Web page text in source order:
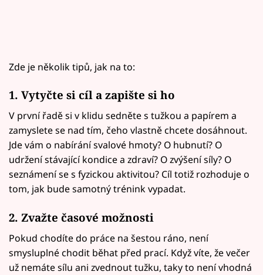
Zde je několik tipů, jak na to:
1. Vytyčte si cíl a zapište si ho
V první řadě si v klidu sedněte s tužkou a papírem a
zamyslete se nad tím, čeho vlastně chcete dosáhnout.
Jde vám o nabírání svalové hmoty? O hubnutí? O
udržení stávající kondice a zdraví? O zvýšení síly? O
seznámení se s fyzickou aktivitou? Cíl totiž rozhoduje o
tom, jak bude samotný trénink vypadat.
2. Zvažte časové možnosti
Pokud chodíte do práce na šestou ráno, není
smysluplné chodit běhat před prací. Když víte, že večer
už nemáte sílu ani zvednout tužku, taky to není vhodná